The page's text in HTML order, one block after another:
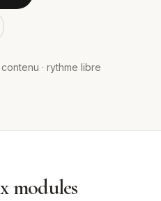
· rythme libre
modules